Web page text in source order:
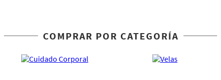
COMPRAR POR CATEGORÍA